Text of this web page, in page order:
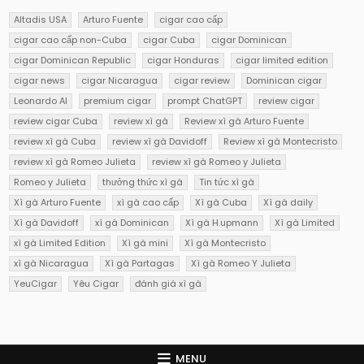
Altadis USA Arturo Fuente
cigar cao cấp
cigar cao cấp non-Cuba
cigar Cuba
cigar Dominican
cigar Dominican Republic
cigar Honduras
cigar limited edition
cigar news
cigar Nicaragua cigar review
Dominican cigar
Leonardo AI
premium cigar prompt ChatGPT
review cigar
review cigar Cuba
review xì gà
Review xì gà Arturo Fuente
review xì gà Cuba
review xì gà Davidoff
Review xì gà Montecristo
review xì gà Romeo Julieta
review xì gà Romeo y Julieta
Romeo y Julieta
thưởng thức xì gà
Tin tức xì gà
Xì gà Arturo Fuente
xì gà cao cấp Xì gà Cuba
Xì gà daily
Xì gà Davidoff
xì gà Dominican Xì gà H.upmann
Xì gà Limited
xì gà Limited Edition
Xì gà mini
Xì gà Montecristo
xì gà Nicaragua
Xì gà Partagas
Xì gà Romeo Y Julieta
YeuCigar
Yêu Cigar đánh giá xì gà
MENU